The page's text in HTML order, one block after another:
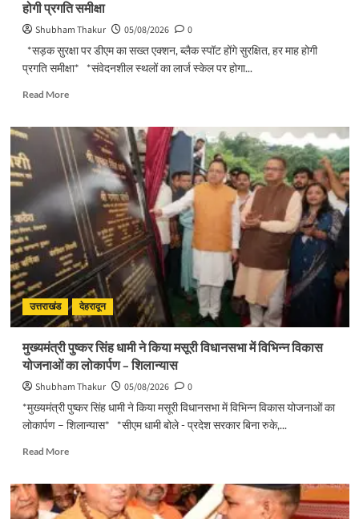
होगी प्रगति समीक्षा
Shubham Thakur 05/08/2026
0
*सड़क सुरक्षा पर डीएम का सख्त एक्शन, ब्लैक स्पॉट होंगे सुरक्षित, हर माह होगी
प्रगति समीक्षा* *संवेदनशील स्थलों का लार्ज स्केल पर होगा...
Read MoreRead
सड़क
सुरक्षा
पर
डीएम
का
सख्त
एक्शन,
ब्लैक
स्पॉट
होंगे
सुरक्षित,
हर
माह
प्रगति
समीक्षा
उत्तराखंड देहरादून
मुख्यमंत्री पुष्कर सिंह धामी ने किया मसूरी विधानसभा में विभिन्न विकास
योजनाओं का लोकार्पण – शिलान्यास
Shubham Thakur 05/08/2026
0
*मुख्यमंत्री पुष्कर सिंह धामी ने किया मसूरी विधानसभा में विभिन्न विकास योजनाओं का
लोकार्पण – शिलान्यास* *सीएम धामी बोले - प्रदेश सरकार बिना रुके,...
Read MoreRead
मुख्यमंत्री
पुष्कर